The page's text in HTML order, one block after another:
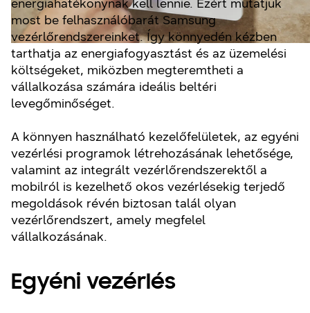
energiahatékonynak kell lennie. Ezért mutatjuk
most be felhasználóbarát Samsung
vezérlőrendszereinket. Így könnyedén kézben
tarthatja az energiafogyasztást és az üzemelési
költségeket, miközben megteremtheti a
vállalkozása számára ideális beltéri
levegőminőséget.
A könnyen használható kezelőfelületek, az egyéni
vezérlési programok létrehozásának lehetősége,
valamint az integrált vezérlőrendszerektől a
mobilról is kezelhető okos vezérlésekig terjedő
megoldások révén biztosan talál olyan
vezérlőrendszert, amely megfelel
vállalkozásának.
Egyéni vezérlés